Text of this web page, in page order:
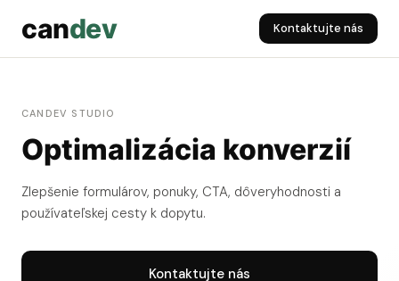
candev Kontaktujte nás
CANDEV STUDIO
Optimalizácia konverzií
Zlepšenie formulárov, ponuky, CTA, dôveryhodnosti a
používateľskej cesty k dopytu.
Kontaktujte nás